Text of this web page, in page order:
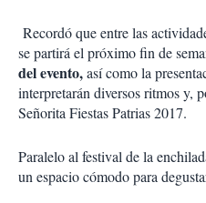
Recordó que entre las
se partirá el próximo fin de
del evento,así como la
interpretarán diversos ritmos y,
Señorita Fiestas Patrias 2017.
Paralelo al festival de la
un espacio cómodo para